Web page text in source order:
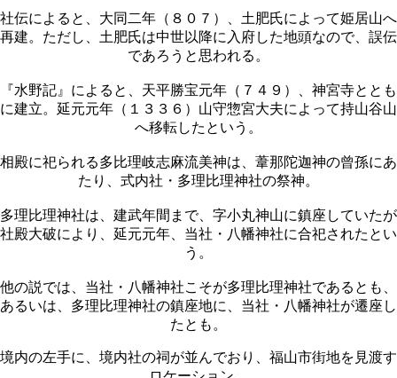
社伝によると、大同二年（８０７）、土肥氏によって姫居山へ
再建。ただし、土肥氏は中世以降に入府した地頭なので、誤伝
であろうと思われる。
『水野記』によると、天平勝宝元年（７４９）、神宮寺ととも
に建立。延元元年（１３３６）山守惣宮大夫によって持山谷山
へ移転したという。
相殿に祀られる多比理岐志麻流美神は、葦那陀迦神の曾孫にあ
たり、式内社・多理比理神社の祭神。
多理比理神社は、建武年間まで、字小丸神山に鎮座していたが
社殿大破により、延元元年、当社・八幡神社に合祀されたとい
う。
他の説では、当社・八幡神社こそが多理比理神社であるとも、
あるいは、多理比理神社の鎮座地に、当社・八幡神社が遷座し
たとも。
境内の左手に、境内社の祠が並んでおり、福山市街地を見渡す